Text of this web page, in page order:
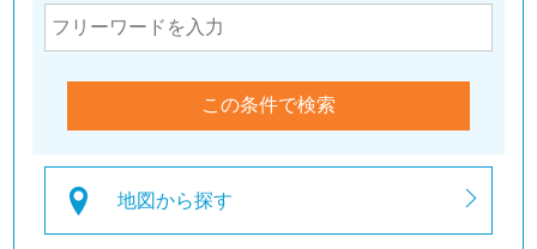
地図から探す